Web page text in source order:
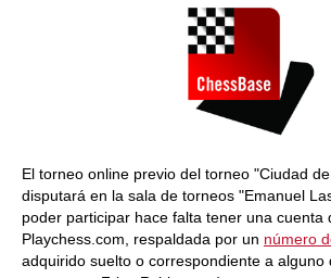
El torneo online previo del torneo "Ciudad
disputará en la sala de torneos "Emanuel
poder participar hace falta tener una cuenta
Playchess.com, respaldada por un número
adquirido suelto o correspondiente a alguno